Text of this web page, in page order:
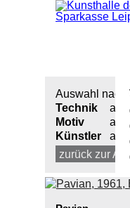
Auswahl nach:
Technik
alle
Motiv
alle
Künstler
alle
zurück zur